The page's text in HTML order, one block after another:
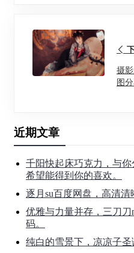
摄
图
近期文章
千阳快起床巧克力，与你
希望能得到你的喜欢。
逐月su百度网盘，高清清
优雅与力量并存，三刀
码。
纯白的雪景下，凉凉子圣